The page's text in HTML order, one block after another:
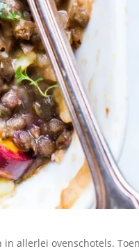
allerlei ovenschotels.